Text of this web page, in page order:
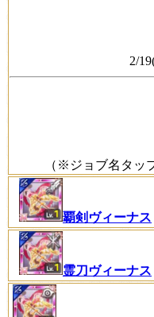
2/
（※ジョブ名タッ
覇剣ヴィーナス
霊刀ヴィーナス